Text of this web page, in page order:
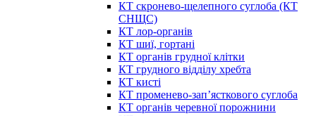
КТ скронево-щелепного суглоба (КТ
СНЩС)
КТ лор-органів
КТ шиї, гортані
КТ органів грудної клітки
КТ грудного відділу хребта
КТ кисті
КТ променево-зап’ясткового суглоба
КТ органів черевної порожнини